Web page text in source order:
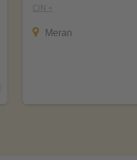
CIN +
Meran